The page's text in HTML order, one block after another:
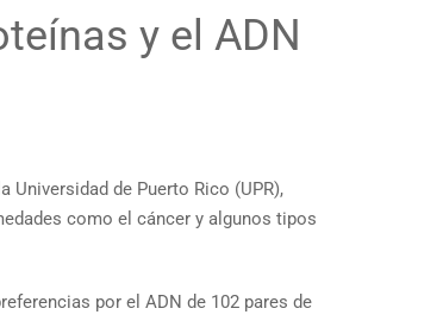
y el ADN
de Puerto Rico (UPR),
como el cáncer y algunos tipos
por el ADN de 102 pares de